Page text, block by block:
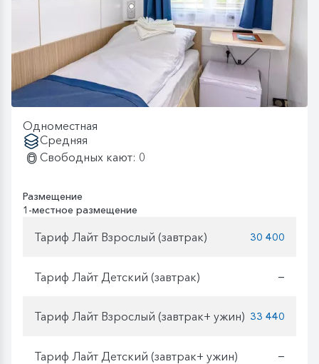
Одноместная
Средняя
Свободных кают: 0
Размещение
1-местное размещение
Тариф Лайт Взрослый (завтрак) 30 400
Тариф Лайт Детский (завтрак) —
Тариф Лайт Взрослый (завтрак+ ужин) 33 440
Тариф Лайт Детский (завтрак+ ужин) —